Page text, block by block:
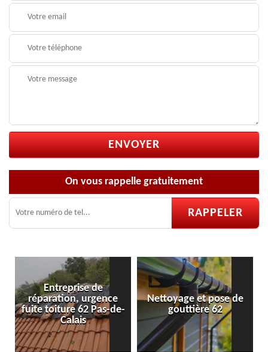
On vous rappelle gratuitement
Entreprise de
réparation, urgence
toiture 62 Pas-de-
Calais
Nettoyage et pose de
gouttière 62
Pose